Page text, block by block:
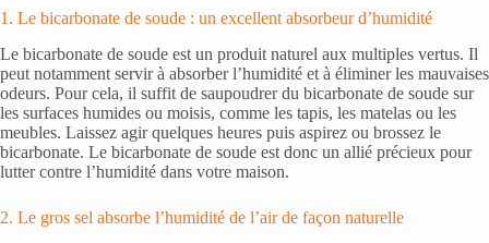
1. Le bicarbonate de soude : un excellent absorbeur d’humidité
Le bicarbonate de soude est un produit naturel aux multiples vertus. Il
peut notamment servir à absorber l’humidité et à éliminer les mauvaises
odeurs. Pour cela, il suffit de saupoudrer du bicarbonate de soude sur
les surfaces humides ou moisis, comme les tapis, les matelas ou les
meubles. Laissez agir quelques heures puis aspirez ou brossez le
bicarbonate. Le bicarbonate de soude est donc un allié précieux pour
lutter contre l’humidité dans votre maison.
2. Le gros sel absorbe l’humidité de l’air de façon naturelle